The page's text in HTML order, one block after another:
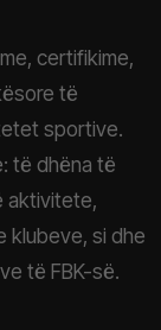
certifikime,
të
sportive.
të dhëna të
aktivitete,
klubeve, si dhe
të FBK-së.